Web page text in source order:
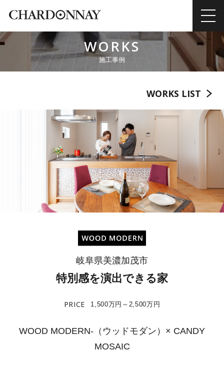
WORKS
施工事例
WORKS LIST
岐阜県美濃加茂市
特別感を演出できる家
PRICE 1,500万円～2,500万円
WOOD MODERN-（ウッドモダン）× CANDY
MOSAIC